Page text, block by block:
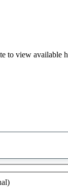
to view available